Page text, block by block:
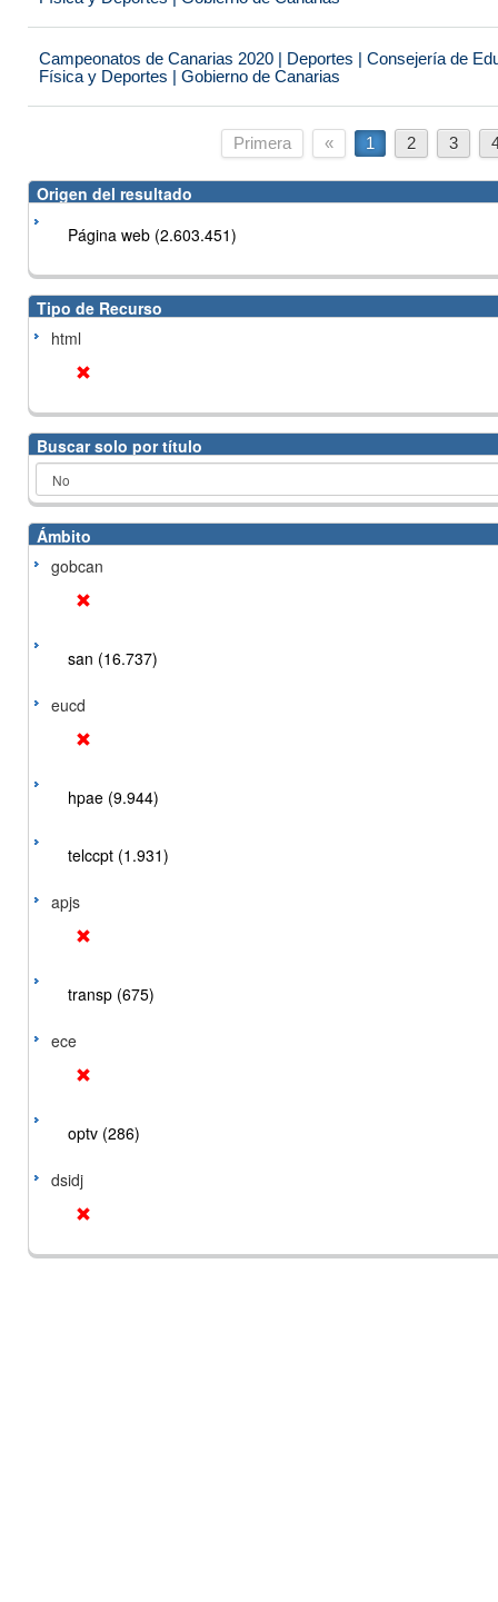
Campeonatos de Canarias 2020 | Deportes | Consejería de
Física y Deportes | Gobierno de Canarias
Primera « 1 2 3
Origen del resultado
Página web (2.603.451)
Tipo de Recurso
html
Buscar solo por título
Ámbito
gobcan
san (16.737)
eucd
hpae (9.944)
telccpt (1.931)
apjs
transp (675)
ece
optv (286)
dsidj